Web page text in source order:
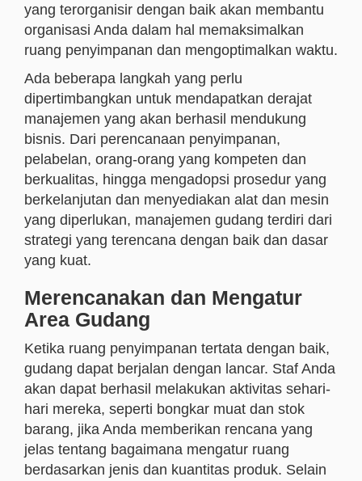
yang terorganisir dengan baik akan membantu
organisasi Anda dalam hal memaksimalkan
ruang penyimpanan dan mengoptimalkan waktu.
Ada beberapa langkah yang perlu
dipertimbangkan untuk mendapatkan derajat
manajemen yang akan berhasil mendukung
bisnis. Dari perencanaan penyimpanan,
pelabelan, orang-orang yang kompeten dan
berkualitas, hingga mengadopsi prosedur yang
berkelanjutan dan menyediakan alat dan mesin
yang diperlukan, manajemen gudang terdiri dari
strategi yang terencana dengan baik dan dasar
yang kuat.
Merencanakan dan Mengatur
Area Gudang
Ketika ruang penyimpanan tertata dengan baik,
gudang dapat berjalan dengan lancar. Staf Anda
akan dapat berhasil melakukan aktivitas sehari-
hari mereka, seperti bongkar muat dan stok
barang, jika Anda memberikan rencana yang
jelas tentang bagaimana mengatur ruang
berdasarkan jenis dan kuantitas produk. Selain